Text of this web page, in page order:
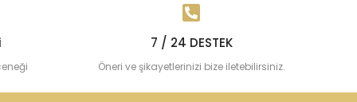
7 / 24 DESTEK
Öneri ve şikayetlerinizi bize iletebilirsiniz.